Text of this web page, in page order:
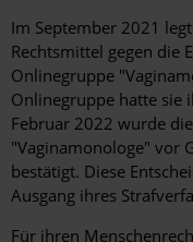
Im September 2021
Rechtsmittel gegen die
Onlinegruppe
Onlinegruppe hatte sie
Februar 2022 wurde
"Vaginamonologe" vor
bestätigt. Diese
Ausgang ihres
Für ihren